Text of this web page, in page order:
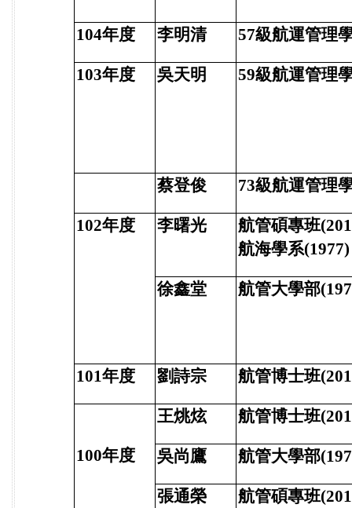
104年度 李明清 57級航運管理
103年度 吳天明 59級航運管理
蔡登俊 73級航運管理
102年度 李曙光
航管碩專班
航海學系(1977)
徐鑫堂 航管大學部
101年度 劉詩宗 航管博士班
100年度
王烑炫 航管博士班
吳尚鷹 航管大學部
張通榮 航管碩專班